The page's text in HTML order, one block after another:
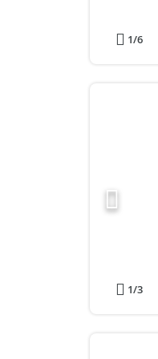
1/6
1/3